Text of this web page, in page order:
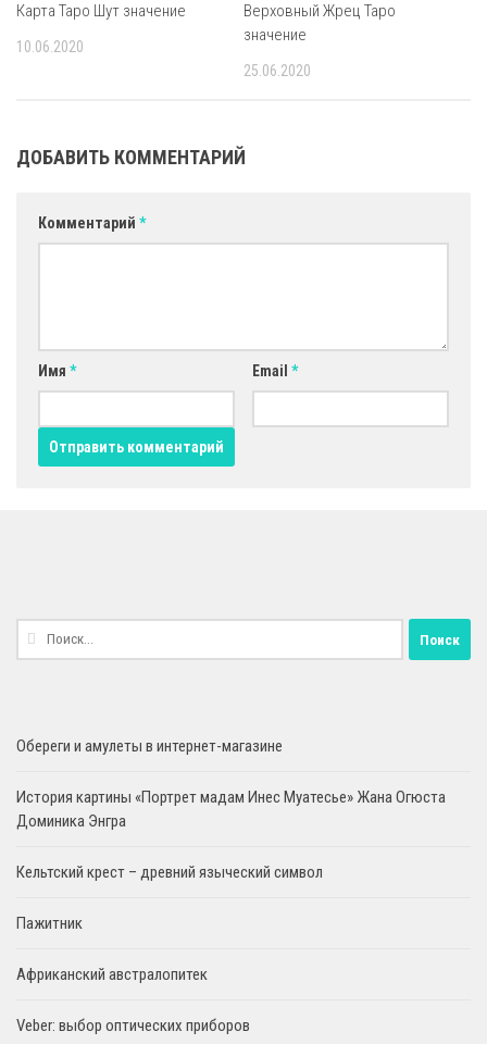
Карта Таро Шут значение
10.06.2020
Верховный Жрец Таро
значение
25.06.2020
ДОБАВИТЬ КОММЕНТАРИЙ
Комментарий *
Имя * Email *
Найти:
Обереги и амулеты в интернет-магазине
История картины «Портрет мадам Инес Муатесье» Жана Огюста
Доминика Энгра
Кельтский крест – древний языческий символ
Пажитник
Африканский австралопитек
Veber: выбор оптических приборов